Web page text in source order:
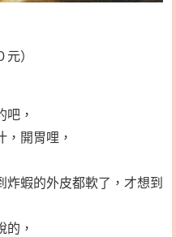
）
，
開胃哩，
炸蝦的外皮都軟了，才想到
，